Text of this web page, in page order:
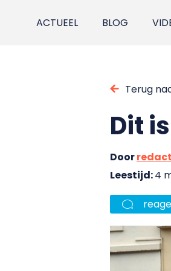
ACTUEEL BLOG
Terug
Dit
Door
Leestijd:4